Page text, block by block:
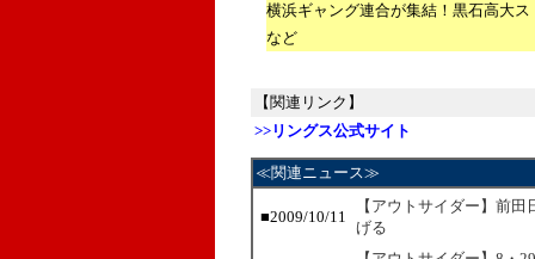
横浜ギャング連合が集結！黒石高大
など
【関連リンク】
>>リングス公式サイト
≪関連ニュース≫
■2009/10/11
【アウトサイダー】前
げる